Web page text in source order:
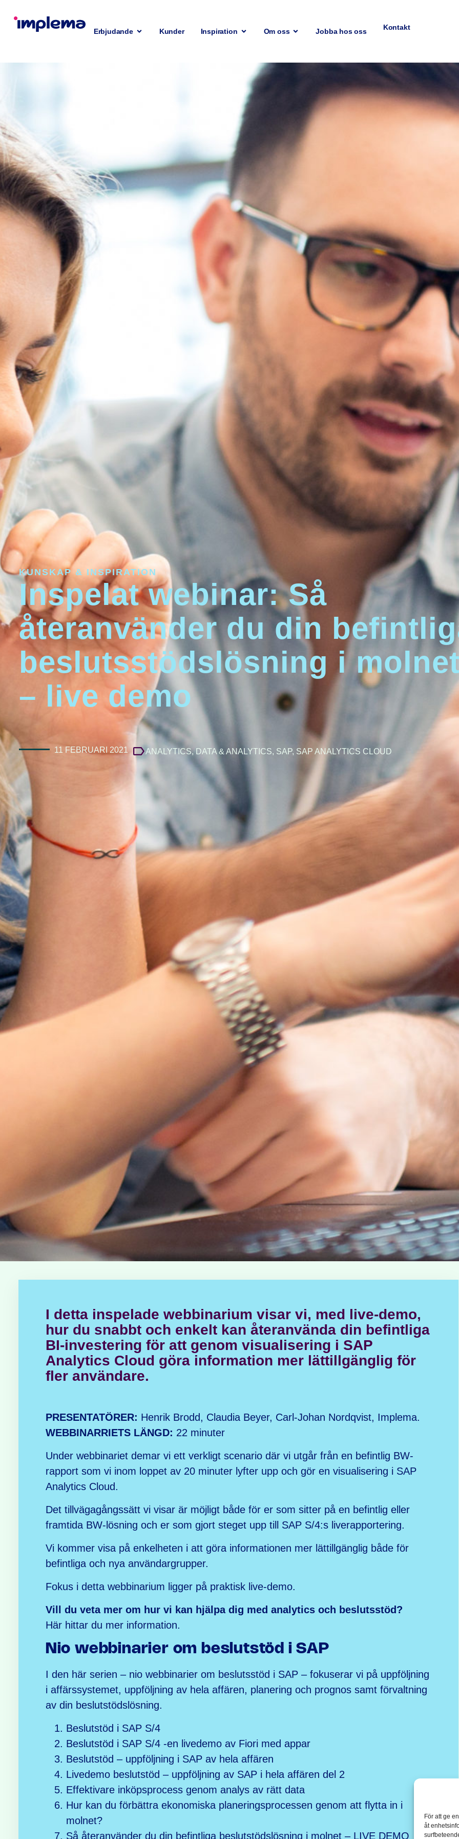
För att ge
åt
Erbjudande Kunder Inspiration Om oss Jobba hos oss Kontakt
KUNSKAP & INSPIRATION
Inspelat webinar: Så
återanvänder du din
beslutsstödslösning i
– live demo
11 FEBRUARI 2021 ANALYTICS,DATA & ANALYTICS, SAP, SAP ANALYTICS CLOUD
I detta inspelade webbinarium visar vi, med live-demo,
hur du snabbt och enkelt kan återanvända din befintliga
BI-investering för att genom visualisering i SAP
Analytics Cloud göra information mer lättillgänglig för
fler användare.
PRESENTATÖRER: Henrik Brodd, Claudia Beyer, Carl-Johan Nordqvist, Implema.
WEBBINARRIETS LÄNGD: 22 minuter
Under webbinariet demar vi ett verkligt scenario där vi utgår från en befintlig BW-
rapport som vi inom loppet av 20 minuter lyfter upp och gör en visualisering i SAP
Analytics Cloud.
Det tillvägagångssätt vi visar är möjligt både för er som sitter på en befintlig eller
framtida BW-lösning och er som gjort steget upp till SAP S/4:s liverapportering.
Vi kommer visa på enkelheten i att göra informationen mer lättillgänglig både för
befintliga och nya användargrupper.
Fokus i detta webbinarium ligger på praktisk live-demo.
Vill du veta mer om hur vi kan hjälpa dig med analytics och beslutsstöd?
Härhittar du mer information.
Nio webbinarier om beslutstöd i SAP
I den här serien – nio webbinarier om beslutsstöd i SAP – fokuserar vi på uppföljning
i affärssystemet, uppföljning av hela affären, planering och prognos samt förvaltning
av din beslutstödslösning.
Beslutstöd i SAP S/4
Beslutstöd i SAP S/4 -en livedemo av Fiori med appar
Beslutstöd – uppföljning i SAP av hela affären
Livedemo beslutstöd – uppföljning av SAP i hela affären del 2
Effektivare inköpsprocess genom analys av rätt data
Hur kan du förbättra ekonomiska planeringsprocessen genom att flytta in i
molnet?
Så återanvänder du din befintliga beslutstödslösning i molnet – LIVE DEMO